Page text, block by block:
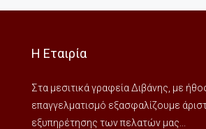
Η Εταιρία
Στα μεσιτικά γραφεία Διβάνης, με
επαγγελματισμό εξασφαλίζουμε
εξυπηρέτησης των πελατών μας...